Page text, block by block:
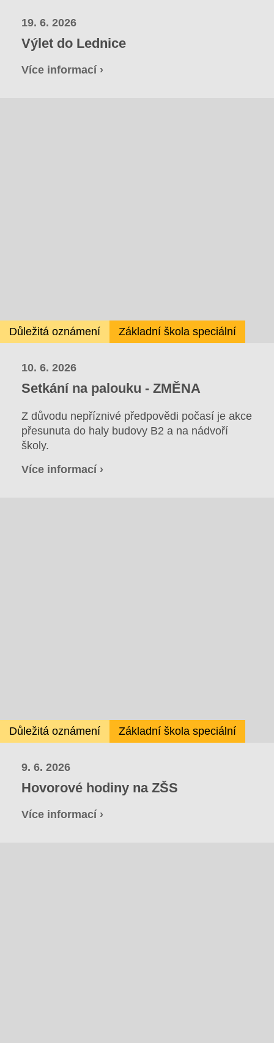
19. 6. 2026
Výlet do Lednice
Více informací ›
Důležitá oznámení Základní škola speciální
10. 6. 2026
Setkání na palouku - ZMĚNA
Z důvodu nepříznivé předpovědi počasí je akce
přesunuta do haly budovy B2 a na nádvoří
školy.
Více informací ›
Důležitá oznámení Základní škola speciální
9. 6. 2026
Hovorové hodiny na ZŠS
Více informací ›